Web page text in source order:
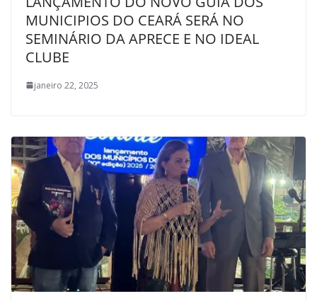
MUNICIPIOS DO CEARÁ SERÁ NO
SEMINÁRIO DA APRECE E NO IDEAL
CLUBE
janeiro 22, 2025